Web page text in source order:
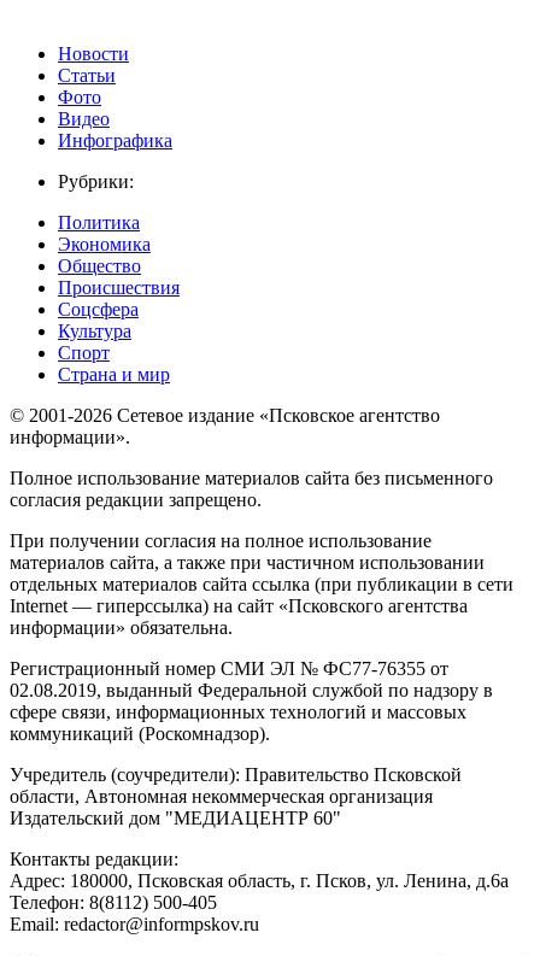
Новости
Статьи
Фото
Видео
Инфографика
Рубрики:
Политика
Экономика
Общество
Происшествия
Соцсфера
Культура
Спорт
Страна и мир
© 2001-2026 Сетевое издание «Псковское агентство
информации».
Полное использование материалов сайта без письменного
согласия редакции запрещено.
При получении согласия на полное использование
материалов сайта, а также при частичном использовании
отдельных материалов сайта ссылка (при публикации в сети
Internet — гиперссылка) на сайт «Псковского агентства
информации» обязательна.
Регистрационный номер СМИ ЭЛ № ФС77-76355 от
02.08.2019, выданный Федеральной службой по надзору в
сфере связи, информационных технологий и массовых
коммуникаций (Роскомнадзор).
Учредитель (соучредители): Правительство Псковской
области, Автономная некоммерческая организация
Издательский дом "МЕДИАЦЕНТР 60"
Контакты редакции:
Адреc: 180000, Псковская область, г. Псков, ул. Ленина, д.6а
Телефон: 8(8112) 500-405
Email: redactor@informpskov.ru